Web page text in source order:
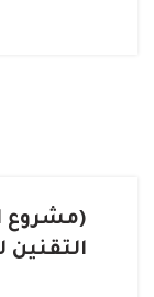
(مشروع
التقنين